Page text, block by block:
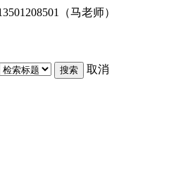
（马老师）
搜索 取消